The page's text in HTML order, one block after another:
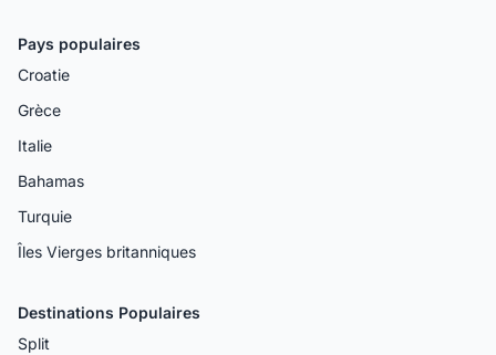
Pays populaires
Croatie
Grèce
Italie
Bahamas
Turquie
Îles Vierges britanniques
Destinations Populaires
Split